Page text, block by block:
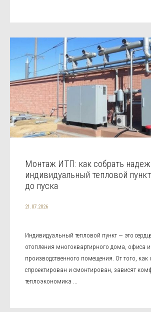
Монтаж ИТП: как собрать
индивидуальный тепловой
до пуска
21.07.2026
Индивидуальный тепловой пункт — это
отопления многоквартирного дома, офиса
производственного помещения. От того, как
спроектирован и смонтирован, зависят
теплоэкономика ...